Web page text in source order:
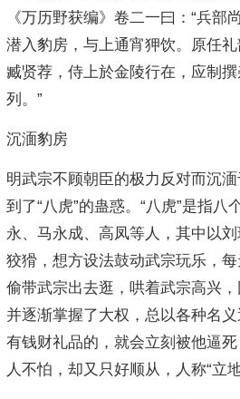
《万历野获编》卷二一曰：“兵部
潜入豹房，与上通宵狎饮。原任
臧贤荐，侍上於金陵行在，应制
列。”
沉湎豹房
明武宗不顾朝臣的极力反对而沉
到了“八虎”的蛊惑。“八虎”是指八
永、马永成、高凤等人，其中以
狡猾，想方设法鼓动武宗玩乐，
偷带武宗出去逛，哄着武宗高兴，
并逐渐掌握了大权，总以各种名
有钱财礼品的，就会立刻被他逼
人不怕，却又只好顺从，人称“立地